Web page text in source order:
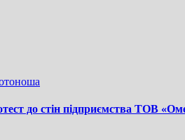
до стін підприємства ТОВ